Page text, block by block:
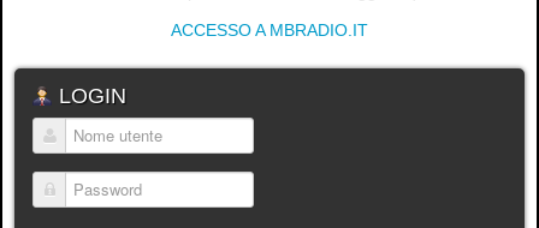
ACCESSO A MBRADIO.IT
LOGIN
Nome utente
Password